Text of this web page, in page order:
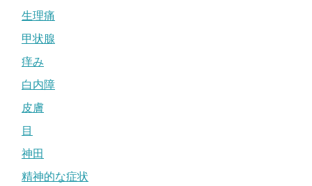
生理痛
甲状腺
痒み
白内障
皮膚
目
神田
精神的な症状